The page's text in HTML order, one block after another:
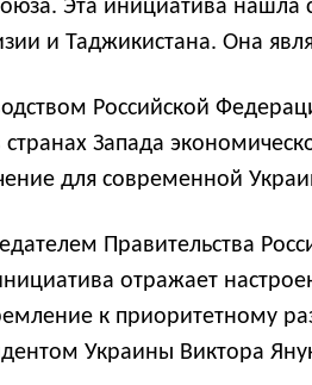
Эта инициатива нашла
и Таджикистана. Она
Российской
Запада
для современной
Правительства
отражает
к приоритетному
Украины Виктора